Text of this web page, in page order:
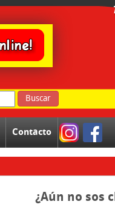
Buscar
Contacto
¿Aún no sos